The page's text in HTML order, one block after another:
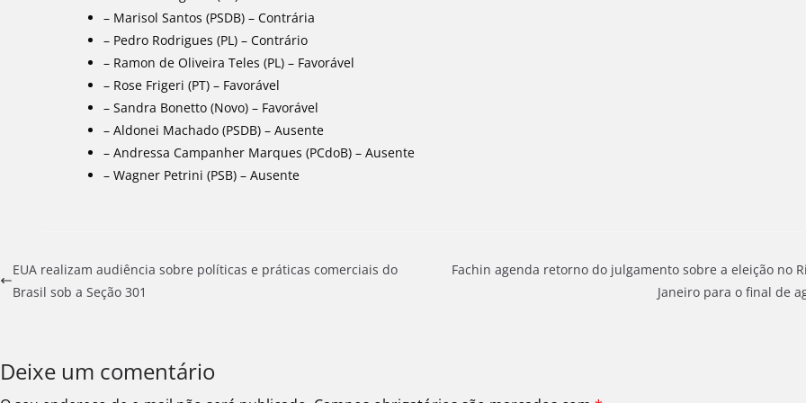
– Marisol Santos (PSDB) – Contrária
– Pedro Rodrigues (PL) – Contrário
– Ramon de Oliveira Teles (PL) – Favorável
– Rose Frigeri (PT) – Favorável
– Sandra Bonetto (Novo) – Favorável
– Aldonei Machado (PSDB) – Ausente
– Andressa Campanher Marques (PCdoB) – Ausente
– Wagner Petrini (PSB) – Ausente
EUA realizam audiência sobre políticas e práticas comerciais do
Brasil sob a Seção 301
Fachin agenda retorno do julgamento sobre a eleição no
Janeiro para o final de
Deixe um comentário